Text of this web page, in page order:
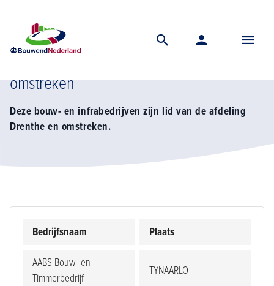
Vereniging
omstreken
Deze bouw- en infrabedrijven zijn lid van de afdeling
Drenthe en omstreken.
Bedrijfsnaam Plaats
AABS Bouw- en
Timmerbedrijf
TYNAARLO